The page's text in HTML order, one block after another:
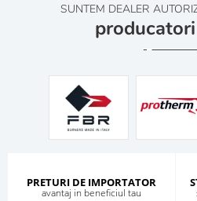
SUNTEM DEALER
PRETURI DE IMPORTATOR
avantaj in beneficiul tau